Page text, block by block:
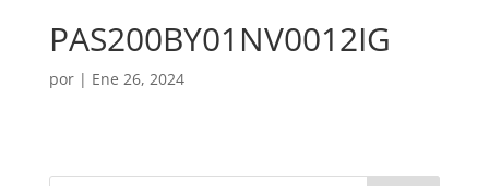
PAS200BY01NV0012IG
por | Ene 26, 2024